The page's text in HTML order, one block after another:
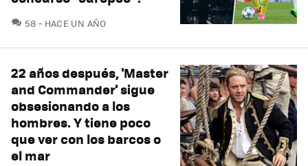
58 COMENTARIOS
HACE UN AÑO
22 años después, 'Master
and Commander' sigue
obsesionando a los
hombres. Y tiene poco
que ver con los barcos o
el mar